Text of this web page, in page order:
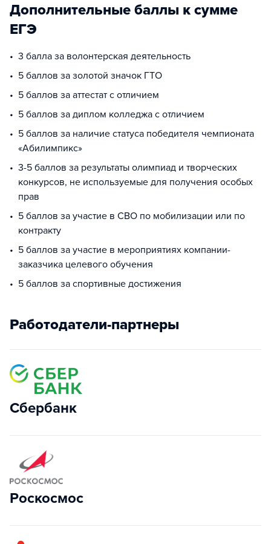
Дополнительные баллы к сумме
ЕГЭ
3 балла за волонтерская деятельность
5 баллов за золотой значок ГТО
5 баллов за аттестат с отличием
5 баллов за диплом колледжа с отличием
5 баллов за наличие статуса победителя чемпионата
«Абилимпикс»
3-5 баллов за результаты олимпиад и творческих
конкурсов, не используемые для получения особых
прав
5 баллов за участие в СВО по мобилизации или по
контракту
5 баллов за участие в мероприятиях компании-
заказчика целевого обучения
5 баллов за спортивные достижения
Работодатели-партнеры
Сбербанк
Роскосмос